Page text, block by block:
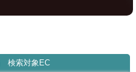
検索対象EC